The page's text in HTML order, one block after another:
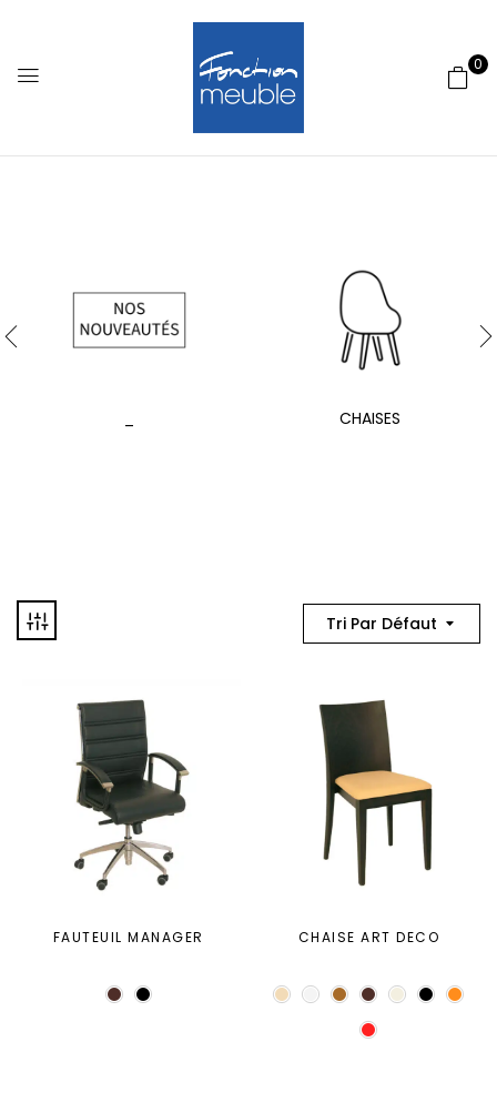
0
CHAISES
Tri Par Défaut
FAUTEUIL MANAGER CHAISE ART DECO